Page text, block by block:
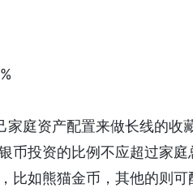
庭资产配置来做长线的收
币投资的比例不应超过家庭
比如熊猫金币，其他的则可